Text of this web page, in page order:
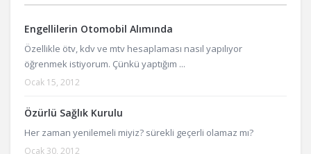
Engellilerin Otomobil Alımında
Özellikle ötv, kdv ve mtv hesaplaması nasıl yapılıyor
öğrenmek istiyorum. Çünkü yaptığım ...
Ocak 15, 2012
Özürlü Sağlık Kurulu
Her zaman yenilemeli miyiz? sürekli geçerli olamaz mı?
Ocak 30, 2012